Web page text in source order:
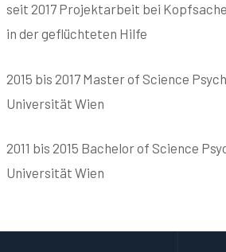
seit 2017 Projektarbeit bei
in der geflüchteten Hilfe
2015 bis 2017 Master of Science
Universität Wien
2011 bis 2015 Bachelor of Science
Universität Wien